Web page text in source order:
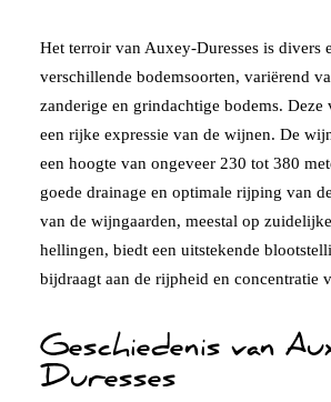
Het terroir van Auxey-Duresses is divers
verschillende bodemsoorten, variërend
zanderige en grindachtige bodems.
een rijke expressie van de wijnen. De
een hoogte van ongeveer 230 tot 380
goede drainage en optimale rijping van
van de wijngaarden, meestal op
hellingen, biedt een uitstekende
bijdraagt aan de rijpheid en concentratie
Geschiedenis van
Duresses